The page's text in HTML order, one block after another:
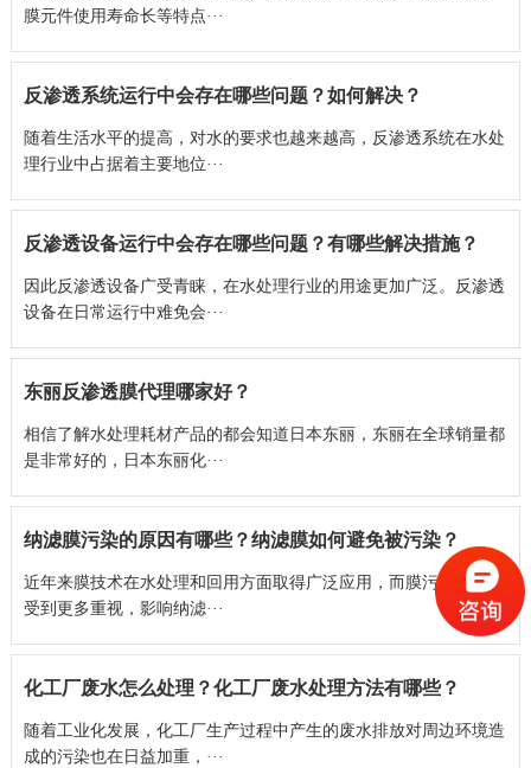
膜元件使用寿命长等特点···
反渗透系统运行中会存在哪些问题？如何解决？
随着生活水平的提高，对水的要求也越来越高，反渗透系统在水处
理行业中占据着主要地位···
反渗透设备运行中会存在哪些问题？有哪些解决措施？
因此反渗透设备广受青睐，在水处理行业的用途更加广泛。反渗透
设备在日常运行中难免会···
东丽反渗透膜代理哪家好？
相信了解水处理耗材产品的都会知道日本东丽，东丽在全球销量都
是非常好的，日本东丽化···
纳滤膜污染的原因有哪些？纳滤膜如何避免被污染？
近年来膜技术在水处理和回用方面取得广泛应用，而膜污染问题也
受到更多重视，影响纳滤···
化工厂废水怎么处理？化工厂废水处理方法有哪些？
随着工业化发展，化工厂生产过程中产生的废水排放对周边环境造
成的污染也在日益加重，···